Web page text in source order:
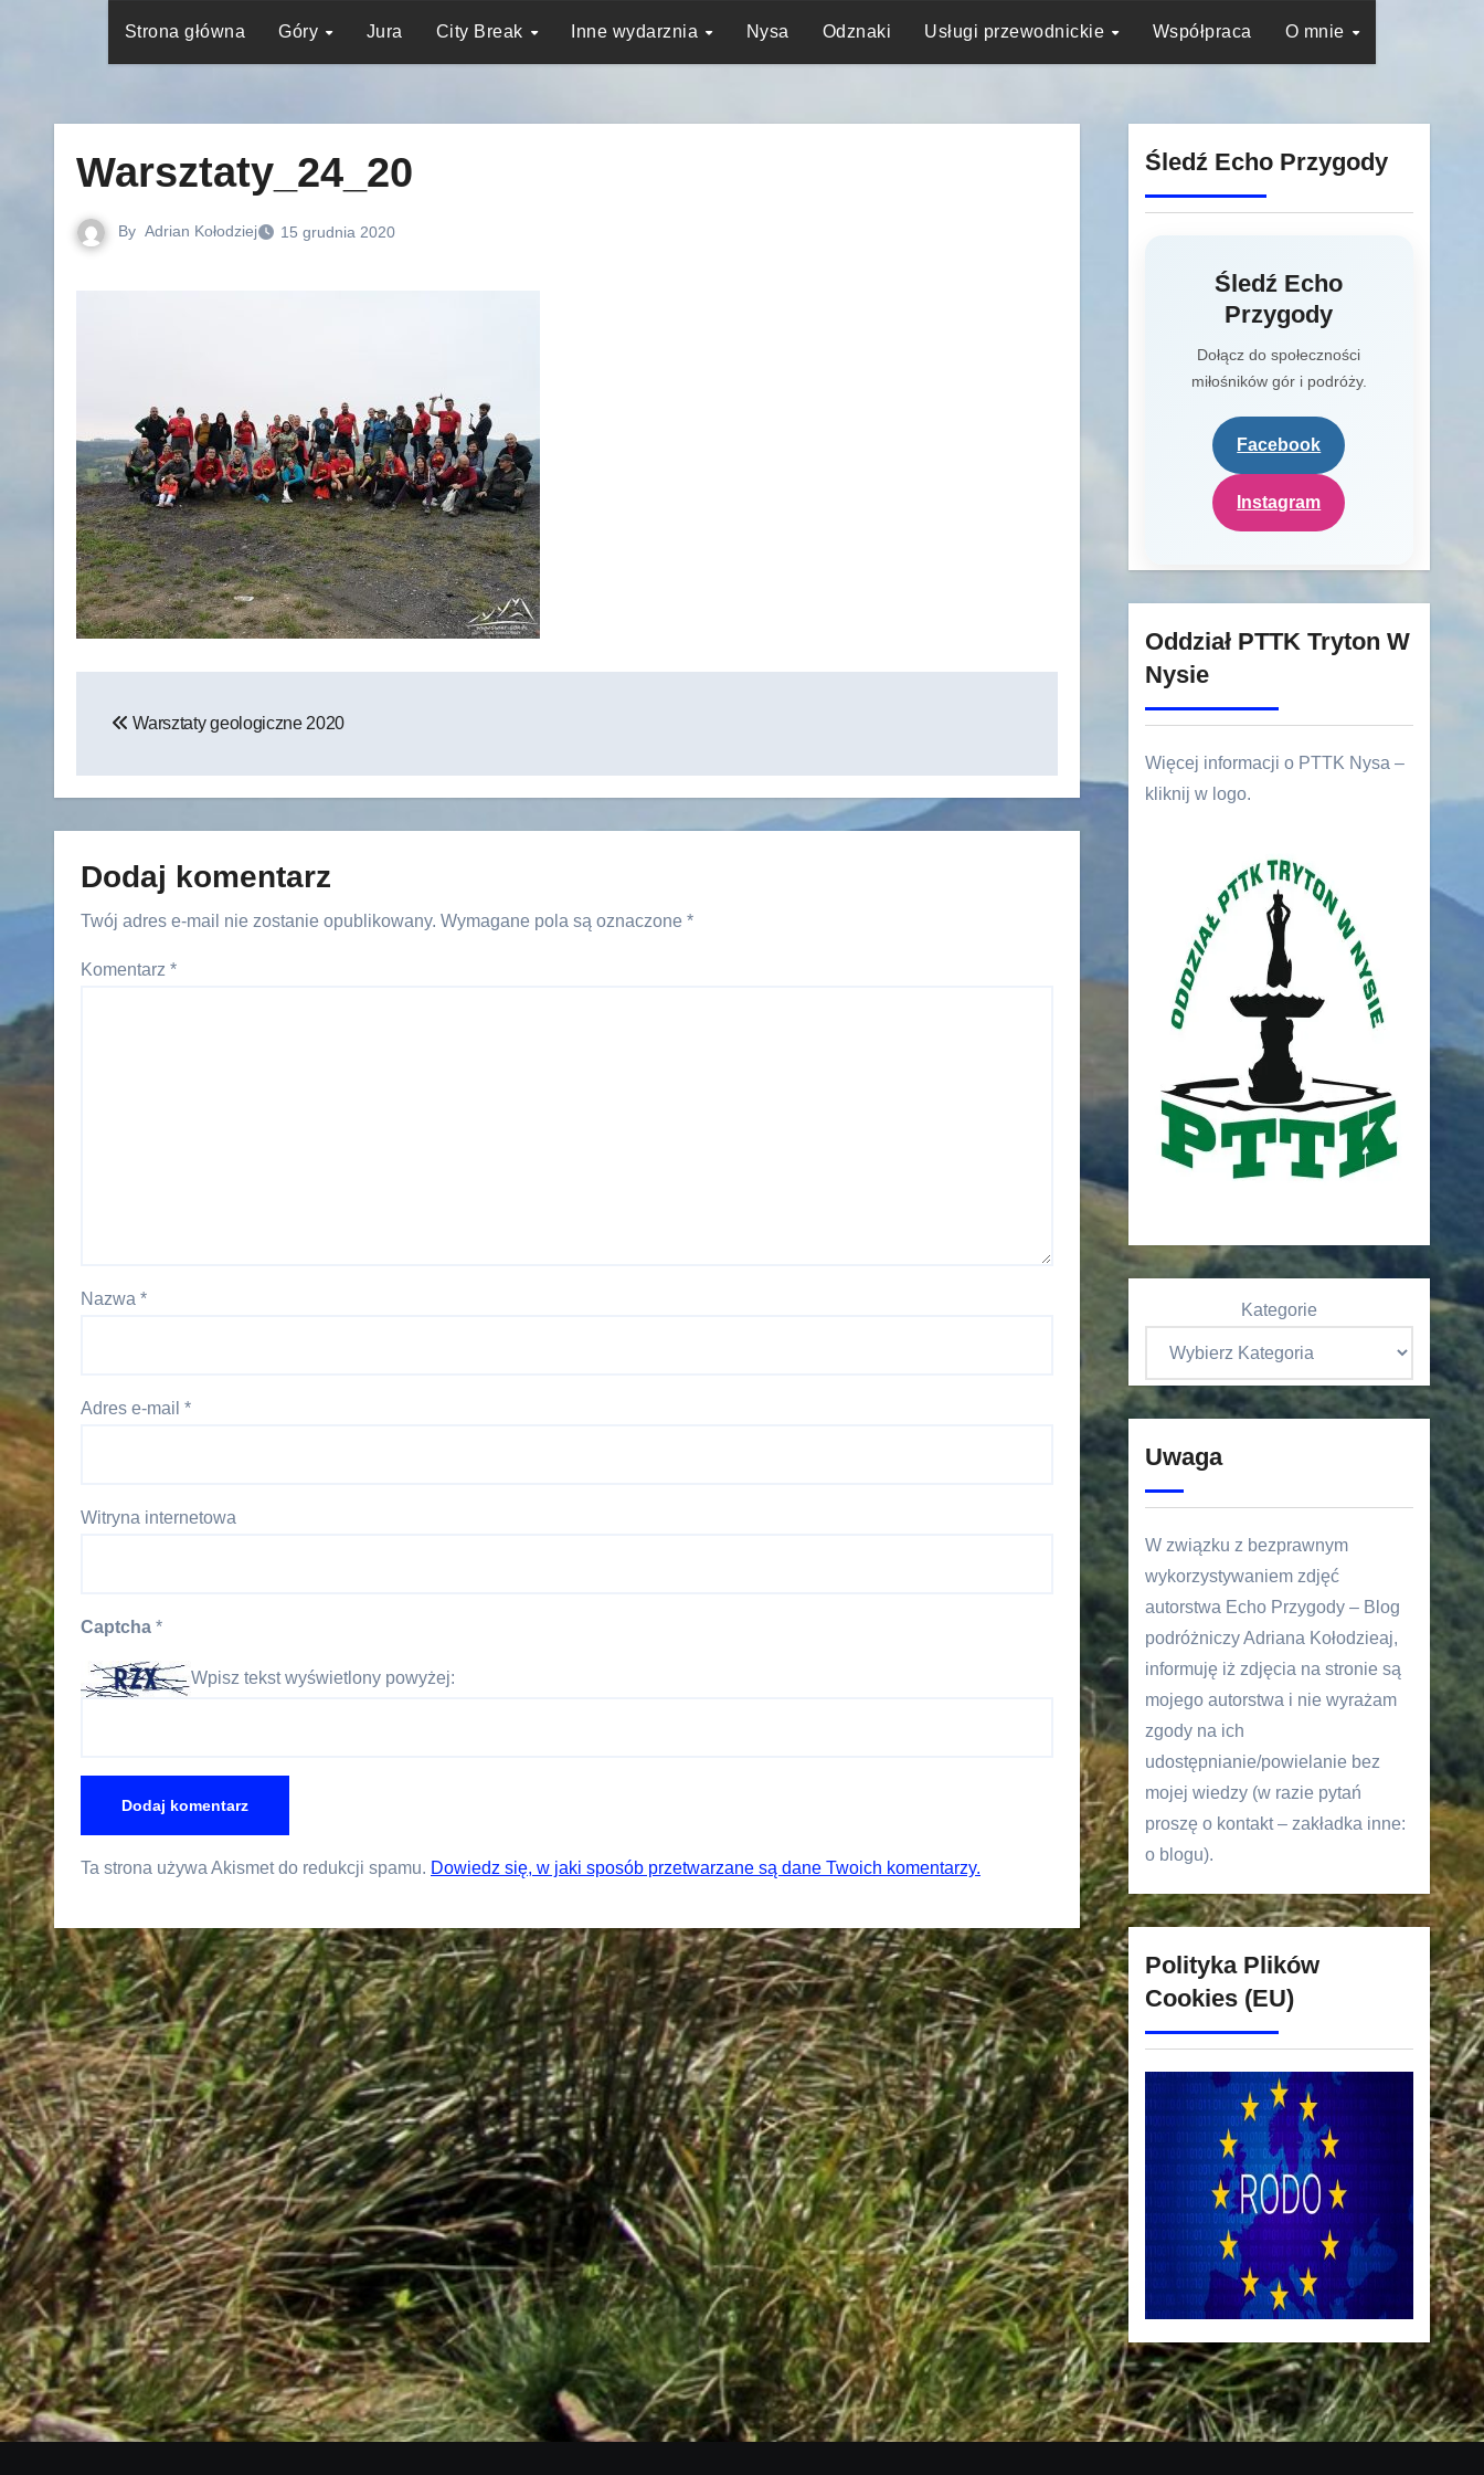
Strona główna Góry Jura City Break Inne wydarznia Nysa Odznaki Usługi przewodnickie Współpraca O mnie
Warsztaty_24_20
By Adrian Kołodziej 15 grudnia 2020
wpisu
Warsztaty geologiczne 2020
Dodaj komentarz
Twój adres e-mail nie zostanie opublikowany. Wymagane pola są oznaczone *
Komentarz *
Nazwa *
Adres e-mail *
Witryna internetowa
Captcha *
Wpisz tekst wyświetlony powyżej:
Ta strona używa Akismet do redukcji spamu. Dowiedz się, w jaki sposób przetwarzane są dane Twoich komentarzy.
Śledź Echo Przygody
Śledź Echo
Przygody
Dołącz do społeczności
miłośników gór i podróży.
Facebook
Instagram
Oddział PTTK Tryton W
Nysie
Więcej informacji o PTTK Nysa –
kliknij w logo.
Kategorie
Uwaga
W związku z bezprawnym
wykorzystywaniem zdjęć
autorstwa Echo Przygody – Blog
podróżniczy Adriana Kołodzieaj,
informuję iż zdjęcia na stronie są
mojego autorstwa i nie wyrażam
zgody na ich
udostępnianie/powielanie bez
mojej wiedzy (w razie pytań
proszę o kontakt – zakładka inne:
o blogu).
Polityka Plików
Cookies (EU)